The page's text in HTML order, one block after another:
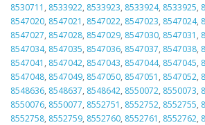
8530711 , 8533922, 8533923, 8533924, 8533925,
8547020, 8547021 , 8547022, 8547023, 8547024,
8547027, 8547028, 8547029, 8547030, 8547031 ,
8547034, 8547035, 8547036, 8547037, 8547038,
8547041 , 8547042, 8547043, 8547044, 8547045,
8547048, 8547049, 8547050, 8547051 , 8547052,
8548636, 8548637, 8548642, 8550072, 8550073,
8550076, 8550077, 8552751 , 8552752, 8552755,
8552758, 8552759, 8552760, 8552761 , 8552762,